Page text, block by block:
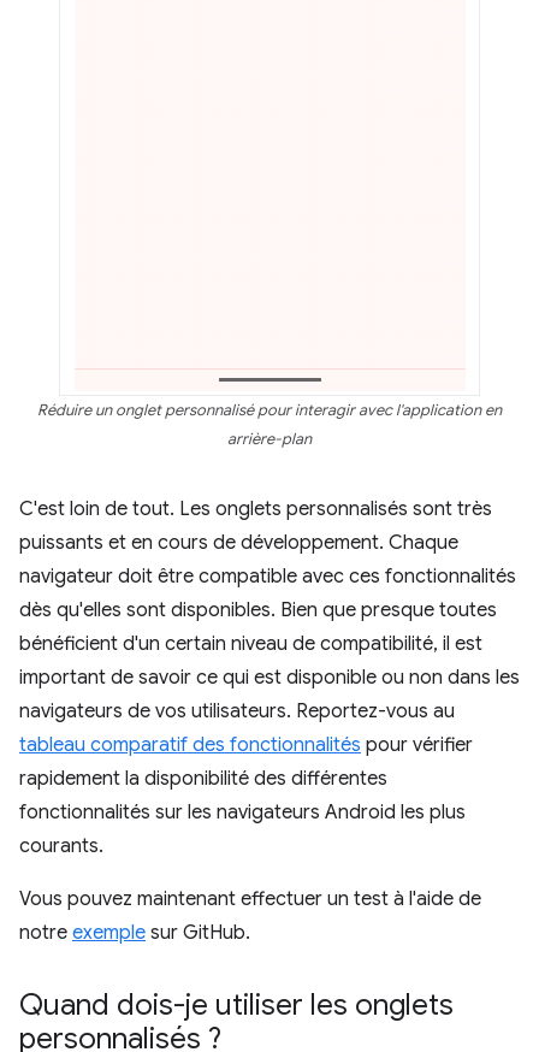
Réduire un onglet personnalisé pour interagir avec l'application en
arrière-plan
C'est loin de tout. Les onglets personnalisés sont très
puissants et en cours de développement. Chaque
navigateur doit être compatible avec ces fonctionnalités
dès qu'elles sont disponibles. Bien que presque toutes
bénéficient d'un certain niveau de compatibilité, il est
important de savoir ce qui est disponible ou non dans les
navigateurs de vos utilisateurs. Reportez-vous au
tableau comparatif des fonctionnalités pour vérifier
rapidement la disponibilité des différentes
fonctionnalités sur les navigateurs Android les plus
courants.
Vous pouvez maintenant effectuer un test à l'aide de
notre exemple sur GitHub.
Quand dois-je utiliser les onglets
personnalisés ?